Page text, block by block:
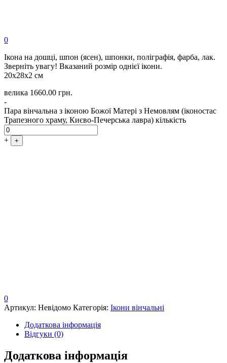
0
Ікона на дошці, шпон (ясен), шпонки, поліграфія, фарба, лак.
Зверніть увагу! Вказаний розмір однієї ікони.
20х28х2 см
велика 1660.00 грн.
-
Пара вінчальна з іконою Божої Матері з Немовлям (іконостас
Трапезного храму, Києво-Печерська лавра) кількість
+ +
0
Артикул: Невідомо Категорія: Ікони вінчальні
Додаткова інформація
Відгуки (0)
Додаткова інформація